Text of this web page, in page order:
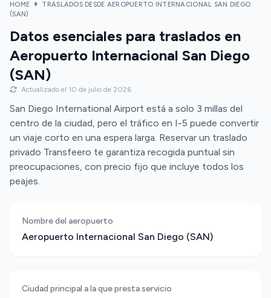
HOME
TRASLADOS DESDE AEROPUERTO INTERNACIONAL SAN DIEGO
(SAN)
Datos esenciales para traslados en
Aeropuerto Internacional San Diego
(SAN)
Actualizado el 10 de julio de 2026
San Diego International Airport está a solo 3 millas del
centro de la ciudad, pero el tráfico en I-5 puede convertir
un viaje corto en una espera larga. Reservar un traslado
privado Transfeero te garantiza recogida puntual sin
preocupaciones, con precio fijo que incluye todos los
peajes.
Nombre del aeropuerto
Aeropuerto Internacional San Diego (SAN)
Ciudad principal a la que presta servicio